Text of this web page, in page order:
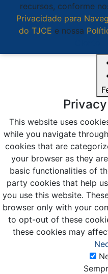
recursos, conforme
Privacidade para
do TJCE e nossa
This website uses
while you navigate
cookies that are
your browser as they
basic functionalities of
party cookies that help
you use this website.
browser only with your
to opt-out of these
these cookies may